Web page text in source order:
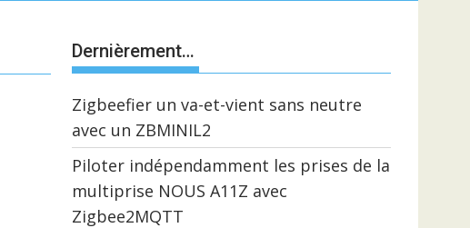
Dernièrement…
Zigbeefier un va-et-vient sans neutre
avec un ZBMINIL2
Piloter indépendamment les prises de la
multiprise NOUS A11Z avec
Zigbee2MQTT